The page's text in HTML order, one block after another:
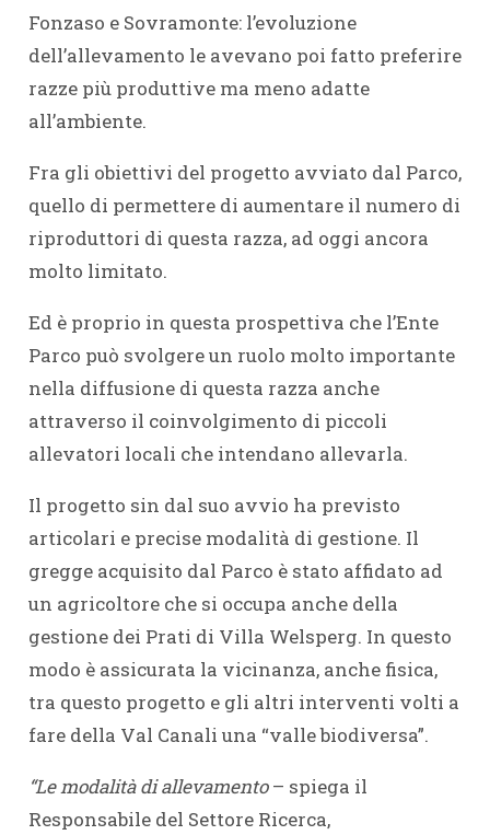
Fonzaso e Sovramonte: l’evoluzione
dell’allevamento le avevano poi fatto preferire
razze più produttive ma meno adatte
all’ambiente.
Fra gli obiettivi del progetto avviato dal Parco,
quello di permettere di aumentare il numero di
riproduttori di questa razza, ad oggi ancora
molto limitato.
Ed è proprio in questa prospettiva che l’Ente
Parco può svolgere un ruolo molto importante
nella diffusione di questa razza anche
attraverso il coinvolgimento di piccoli
allevatori locali che intendano allevarla.
Il progetto sin dal suo avvio ha previsto
articolari e precise modalità di gestione. Il
gregge acquisito dal Parco è stato affidato ad
un agricoltore che si occupa anche della
gestione dei Prati di Villa Welsperg. In questo
modo è assicurata la vicinanza, anche fisica,
tra questo progetto e gli altri interventi volti a
fare della Val Canali una “valle biodiversa”.
“Le modalità di allevamento – spiega il
Responsabile del Settore Ricerca,